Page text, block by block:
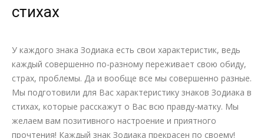
стихах
У каждого знака Зодиака есть свои характеристик, ведь
каждый совершенно по-разному переживает свою обиду,
страх, проблемы. Да и вообще все мы совершенно разные.
Мы подготовили для Вас характеристику знаков Зодиака в
стихах, которые расскажут о Вас всю правду-матку. Мы
желаем вам позитивного настроение и приятного
прочтения! Каждый знак Зодиака прекрасен по своему!